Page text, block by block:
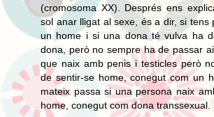
(cromosoma XX). Després ens
sol anar lligat al sexe, és a dir, si tens
un home i si una dona té vulva ha
dona, però no sempre ha de passar
que naix amb penis i testicles però
de sentir-se home, conegut com un
mateix passa si una persona naix
home, conegut com dona transsexual.